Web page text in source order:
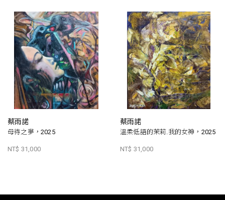
蔡雨諾
母待之夢，2025
NT$ 31,000
蔡雨諾
溫柔低語的茉莉.我的女神，2025
NT$ 31,000